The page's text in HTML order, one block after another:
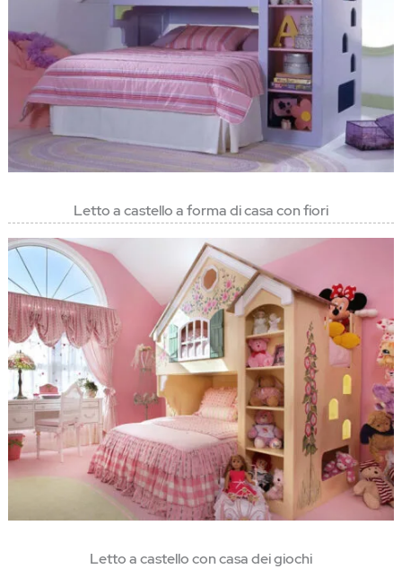
Letto a castello a forma di casa con fiori
Letto a castello con casa dei giochi